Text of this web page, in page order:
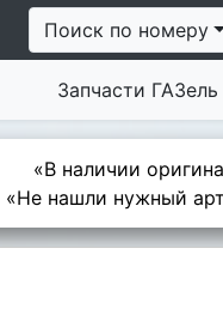
Поиск по номеру
Запчасти
«В наличии
«Не нашли нужный